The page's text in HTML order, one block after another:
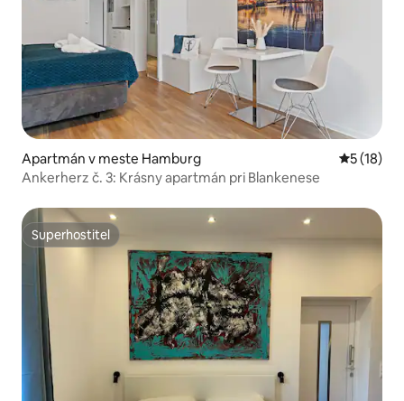
Apartmán v meste Hamburg
5 (18)
Ankerherz č. 3: Krásny apartmán pri Blankenese
Superhostiteľ
Superhostiteľ